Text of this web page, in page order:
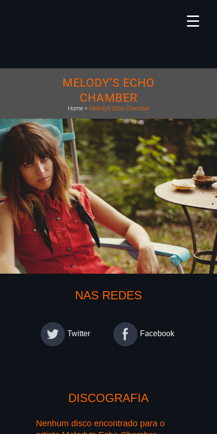
MELODY’S ECHO
CHAMBER
Home > Melody’s Echo Chamber
1602
NAS REDES
Twitter Facebook
DISCOGRAFIA
Nenhum disco encontrado para o